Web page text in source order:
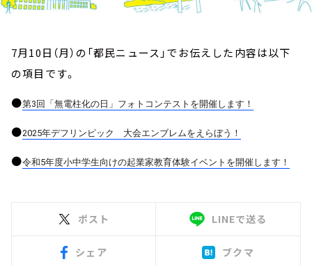
7月10日（月）の「都民ニュース」でお伝えした内容は以下
の項目です。
●第3回「無電柱化の日」フォトコンテストを開催します！
●2025年デフリンピック 大会エンブレムをえらぼう！
●令和5年度小中学生向けの起業家教育体験イベントを開催します！
ポスト LINEで送る
シェア ブクマ